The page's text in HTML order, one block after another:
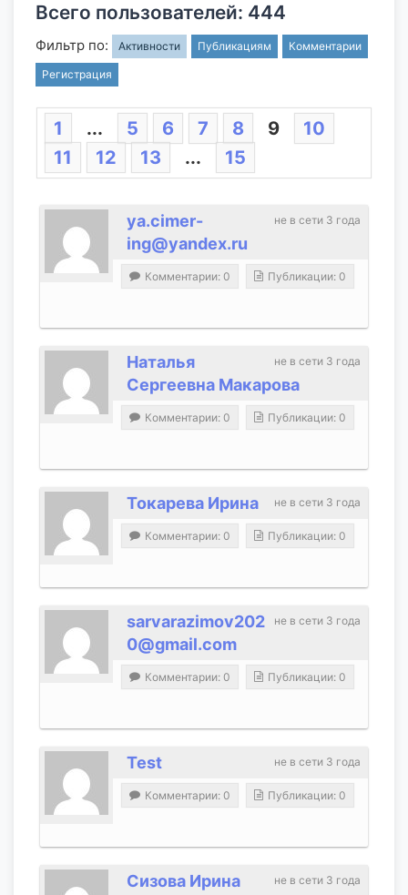
Всего пользователей: 444
Фильтр по: Активности Публикациям Комментарии
Регистрация
1 ... 5 6 7 8 9
10
11
12 13 ... 15
не в сети 3 года
ya.cimer-
ing@yandex.ru
Комментарии: 0 Публикации: 0
не в сети 3 года
Наталья
Сергеевна Макарова
Комментарии: 0 Публикации: 0
не в сети 3 года
Токарева Ирина
Комментарии: 0 Публикации: 0
не в сети 3 года
sarvarazimov202
0@gmail.com
Комментарии: 0 Публикации: 0
не в сети 3 года
Test
Комментарии: 0 Публикации: 0
не в сети 3 года
Сизова Ирина